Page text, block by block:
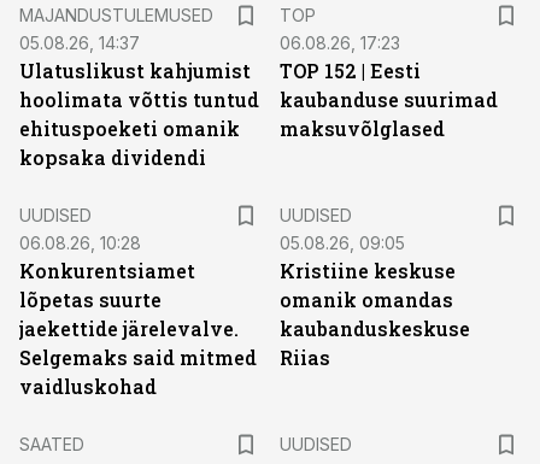
MAJANDUSTULEMUSED
05.08.26, 14:37
Ulatuslikust kahjumist
hoolimata võttis tuntud
ehituspoeketi omanik
kopsaka dividendi
TOP
06.08.26, 17:23
TOP 152 | Eesti
kaubanduse suurimad
maksuvõlglased
UUDISED
06.08.26, 10:28
Konkurentsiamet
lõpetas suurte
jaekettide järelevalve.
Selgemaks said mitmed
vaidluskohad
UUDISED
05.08.26, 09:05
Kristiine keskuse
omanik omandas
kaubanduskeskuse
Riias
SAATED
UUDISED